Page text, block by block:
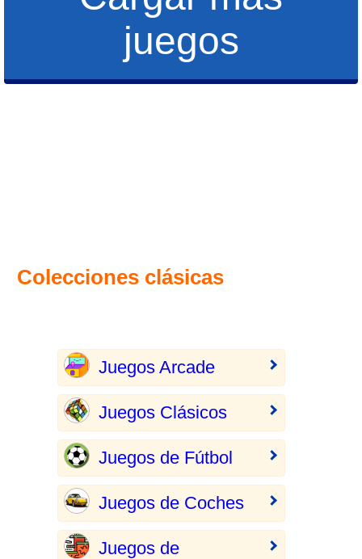
juegos
Colecciones clásicas
Juegos Arcade
Juegos Clásicos
Juegos de Fútbol
Juegos de Coches
Juegos de